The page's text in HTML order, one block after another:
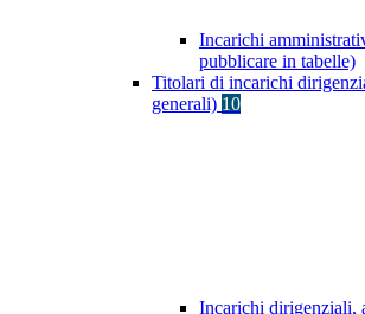
Incarichi
pubblicare in tabelle)
Titolari di incarichi
generali) 10
Incarichi dirigenziali,